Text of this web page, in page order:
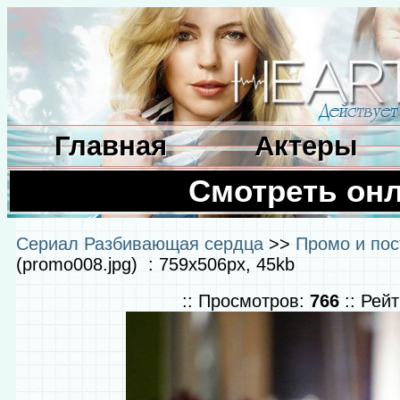
Главная Актеры
Смотреть
Сериал Разбивающая сердца >> Промо и
(promo008.jpg) : 759x506px, 45kb
:: Просмотров: 766 ::